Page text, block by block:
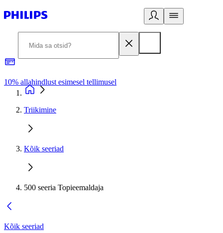
10% allahindlust esimesel tellimusel
Triikimine
Kõik seeriad
500 seeria Topieemaldaja
Kõik seeriad